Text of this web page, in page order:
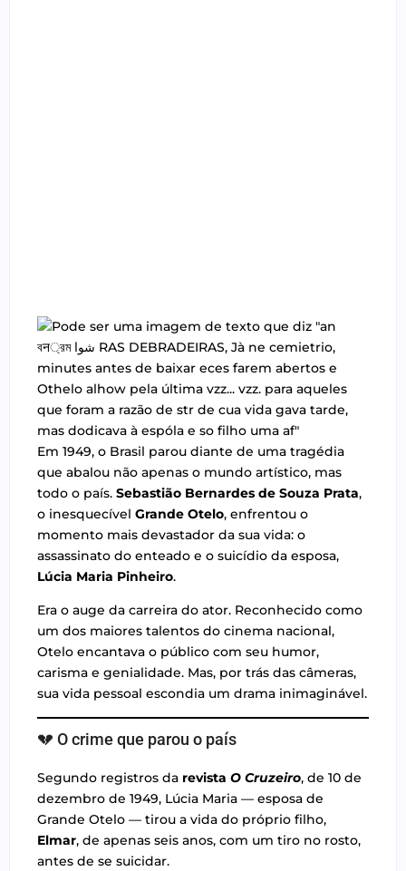
Em 1949, o Brasil parou diante de uma tragédia
que abalou não apenas o mundo artístico, mas
todo o país. Sebastião Bernardes de Souza Prata,
o inesquecível Grande Otelo, enfrentou o
momento mais devastador da sua vida: o
assassinato do enteado e o suicídio da esposa,
Lúcia Maria Pinheiro.
Era o auge da carreira do ator. Reconhecido como
um dos maiores talentos do cinema nacional,
Otelo encantava o público com seu humor,
carisma e genialidade. Mas, por trás das câmeras,
sua vida pessoal escondia um drama inimaginável.
💔 O crime que parou o país
Segundo registros da revista O Cruzeiro, de 10 de
dezembro de 1949, Lúcia Maria — esposa de
Grande Otelo — tirou a vida do próprio filho,
Elmar, de apenas seis anos, com um tiro no rosto,
antes de se suicidar.